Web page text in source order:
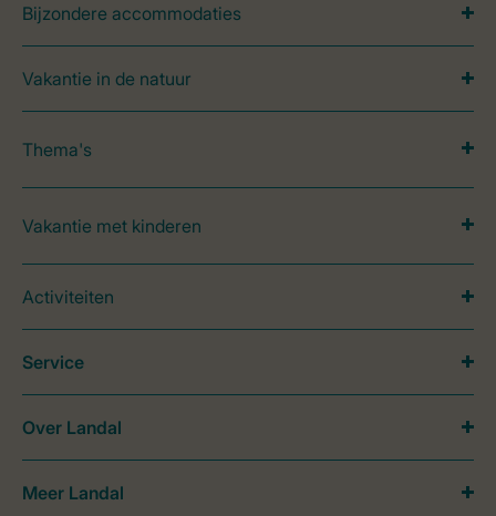
Bijzondere accommodaties
Vakantie in de natuur
Thema's
Vakantie met kinderen
Activiteiten
Service
Over Landal
Meer Landal